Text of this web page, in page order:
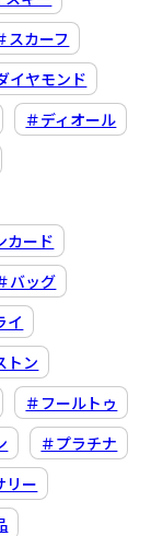
スカーフ
イヤモンド
＃ディオール
カード
バッグ
イ
トン
＃フールトゥ
＃プラチナ
リー